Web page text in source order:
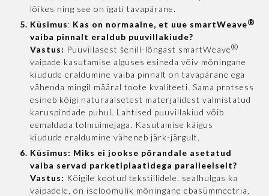
lõikes ning see on igati tavapärane.
Küsimus: Kas on normaalne, et uue smartWeave®
vaiba pinnalt eraldub puuvillakiude?
Vastus: Puuvillasest šenill-lõngast smartWeave®
vaipade kasutamise alguses esineda võiv mõningane
kiudude eraldumine vaiba pinnalt on tavapärane ega
vähenda mingil määral toote kvaliteeti. Sama protsess
esineb kõigi naturaalsetest materjalidest valmistatud
karuspindade puhul. Lahtised puuvillakiud võib
eemaldada tolmuimejaga. Kasutamise käigus
kiudude eraldumine väheneb järk-järgult.
Küsimus: Miks ei jookse põrandale asetatud
vaiba servad parketiplaatidega paralleelselt?
Vastus: Kõigile kootud tekstiilidele, sealhulgas ka
vaipadele, on iseloomulik mõningane ebasümmeetria,